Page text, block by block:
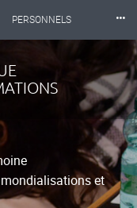
PERSONNELS
BIBLIOTHÈQUES
⸱⸱⸱
et